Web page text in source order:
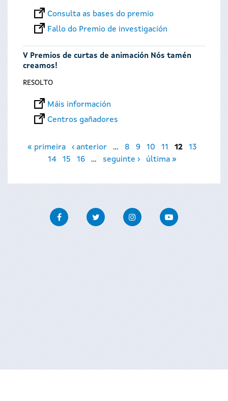
Consulta as bases do premio
Fallo do Premio de investigación
V Premios de curtas de animación Nós tamén
creamos!
RESOLTO
Máis información
Centros gañadores
Páxinas
« primeira ‹ anterior … 8 9 10 11 12
13
14
15 16 … seguinte › última »
FacebookTwitter InstagramYoutube